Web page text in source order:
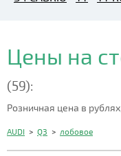
Цены на
(59):
Розничная цена в
AUDI > Q3 > лобовое